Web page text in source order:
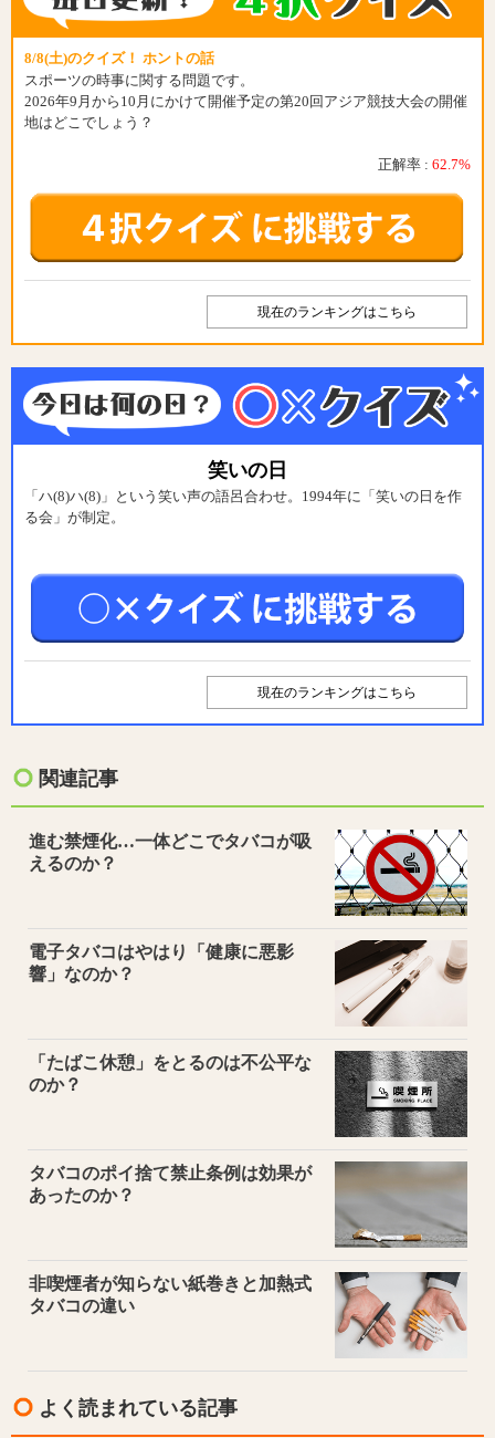
8/8(土)のクイズ！ ホントの話
スポーツの時事に関する問題です。
2026年9月から10月にかけて開催予定の第20回アジア競技大会の開催
地はどこでしょう？
正解率 : 62.7%
現在のランキングはこちら
笑いの日
「ハ(8)ハ(8)」という笑い声の語呂合わせ。1994年に「笑いの日を作
る会」が制定。
現在のランキングはこちら
関連記事
進む禁煙化…一体どこでタバコが吸
えるのか？
電子タバコはやはり「健康に悪影
響」なのか？
「たばこ休憩」をとるのは不公平な
のか？
タバコのポイ捨て禁止条例は効果が
あったのか？
非喫煙者が知らない紙巻きと加熱式
タバコの違い
よく読まれている記事